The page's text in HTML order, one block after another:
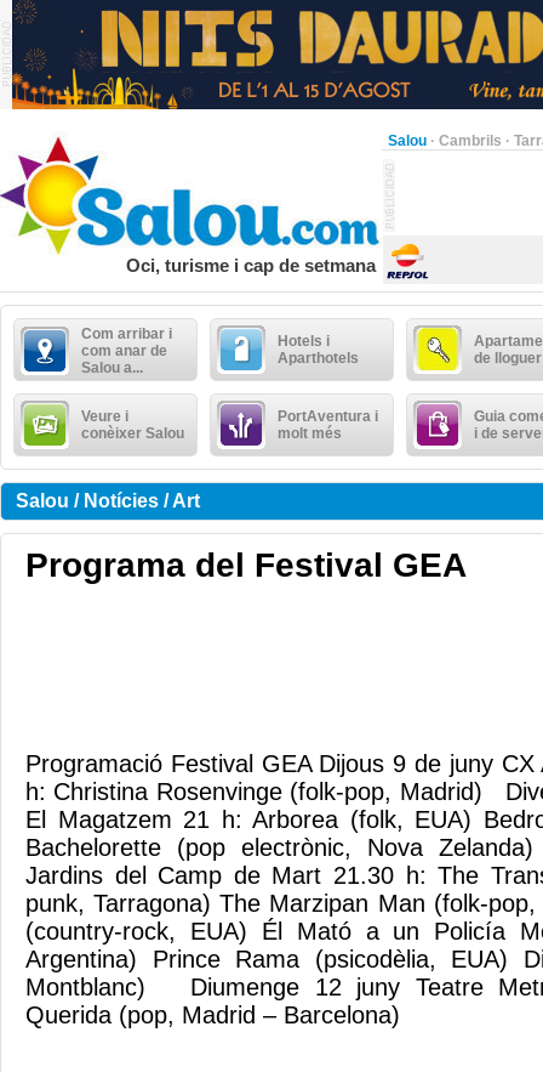
Salou · Cambrils ·
Oci, turisme i cap de setmana
Com arribar i
com anar de
Salou a...
Hotels i
Aparthotels
de lloguer
Veure i
conèixer Salou
PortAventura i
molt més
Guia
i de
Salou / Notícies / Art
Programa del Festival GEA
Programació Festival GEA Dijous 9 de juny
h: Christina Rosenvinge (folk-pop, Madrid)
El Magatzem 21 h: Arborea (folk, EUA)
Bachelorette (pop electrònic, Nova
Jardins del Camp de Mart 21.30 h: The
punk, Tarragona) The Marzipan Man (folk-
(country-rock, EUA) Él Mató a un Policía
Argentina) Prince Rama (psicodèlia, EUA)
Montblanc) Diumenge 12 juny Teatre
Querida (pop, Madrid – Barcelona)